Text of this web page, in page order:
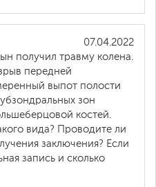
07.04.2022
получил травму колена.
передней
выпот полости
зон
костей.
вида? Проводите ли
заключения? Если
запись и сколько